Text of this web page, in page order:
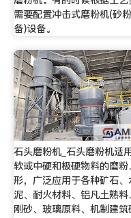
需要配置冲击式磨粉机(砂
备)设备。
石头磨粉机_石头磨粉机适
软或中硬和极硬物料的磨粉
形，广泛应用于各种矿石、
泥、耐火材料、铝凡土熟料
刚砂、玻璃原料、机制建筑